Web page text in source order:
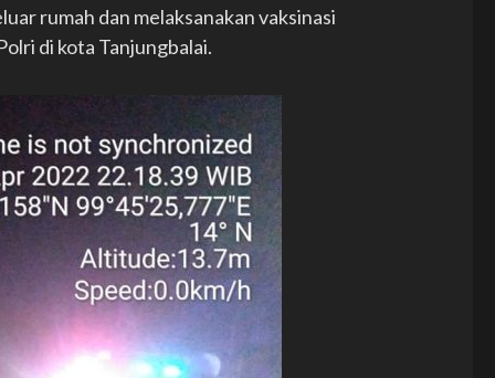
rumah dan melaksanakan vaksinasi
di kota Tanjungbalai.